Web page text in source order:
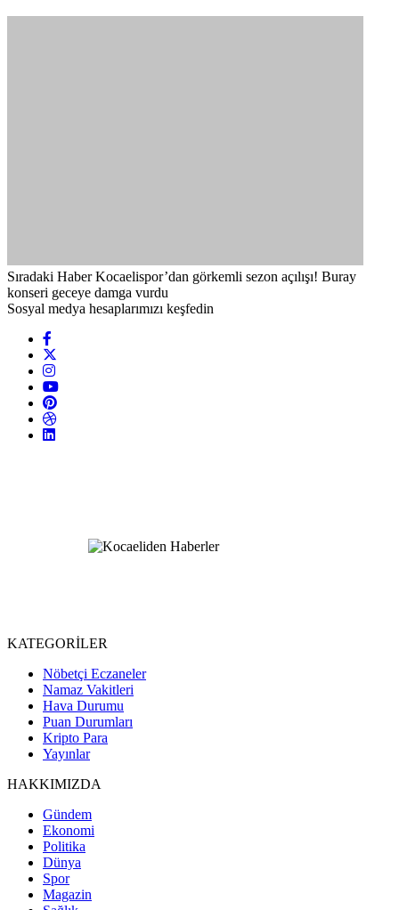
Sıradaki Haber Kocaelispor’dan görkemli sezon açılışı! Buray
konseri geceye damga vurdu
Sosyal medya hesaplarımızı keşfedin
KATEGORİLER
Nöbetçi Eczaneler
Namaz Vakitleri
Hava Durumu
Puan Durumları
Kripto Para
Yayınlar
HAKKIMIZDA
Gündem
Ekonomi
Politika
Dünya
Spor
Magazin